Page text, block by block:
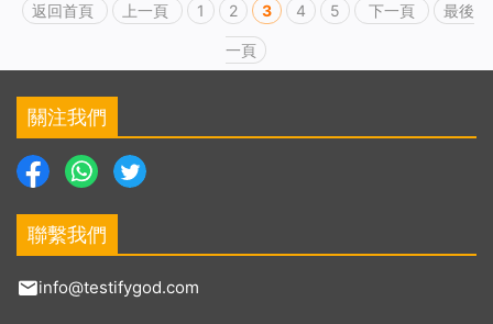
返回首頁 上一頁 1 2 3 4 5 下一頁 最後
一頁
關注我們
聯繫我們
info@testifygod.com